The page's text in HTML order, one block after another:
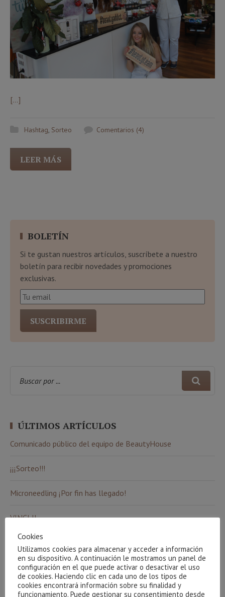
[…]
Hashtag, Sorteo Comentarios (4)
LEER MÁS
BOLETÍN
Si te gustan nuestros artículos, suscríbete a nuestro
boletín para recibir novedades y promociones
exclusivas.
ÚLTIMOS ARTÍCULOS
Comunicado público del equipo de BeautyHouse
¡¡¡Sorteo!!!
Microneedling ¡Por fin has llegado!
VINCI II
El peeling químico Dermic+ está de moda
COMENTARIOS RECIENTES
Cookies
Utilizamos cookies para almacenar y acceder a información
en su dispositivo. A continuación le mostramos un panel de
configuración en el que puede activar o desactivar el uso
de cookies. Haciendo clic en cada uno de los tipos de
cookies encontrará información sobre su finalidad y
funcionamiento. Puede gestionar su consentimiento desde